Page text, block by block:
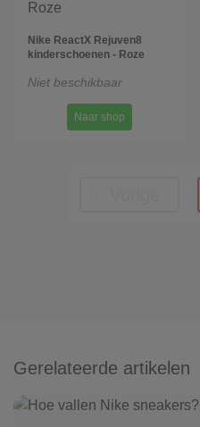
Nike ReactX Rejuven8
kinderschoenen - Roze
Niet beschikbaar
Naar shop
Gerelateerde artikelen